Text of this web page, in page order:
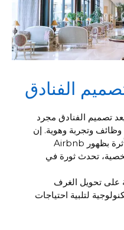
الفنادق
تصميم الفنادق مجرد
وتجربة وهوية. إن
متطلبات المسافرين الجدد، المتأثرة بظهور Airbnb
تحدث ثورة في
على تحويل الغرف
لتلبية احتياجات